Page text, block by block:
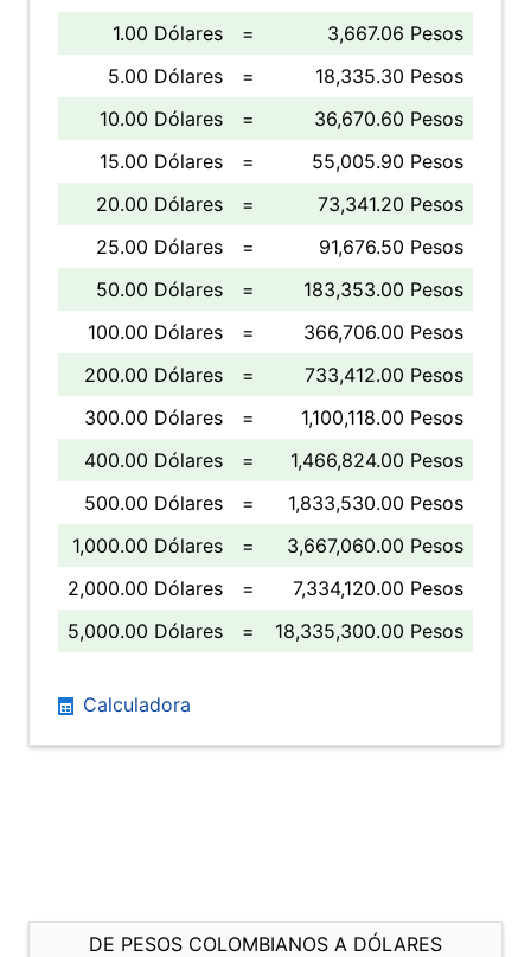
1.00 Dólares =
3,667.06 Pesos
5.00 Dólares
=
18,335.30 Pesos
10.00 Dólares
=
36,670.60 Pesos
15.00 Dólares
=
55,005.90 Pesos
20.00 Dólares
=
73,341.20 Pesos
25.00 Dólares
=
91,676.50 Pesos
50.00 Dólares
=
183,353.00 Pesos
100.00 Dólares
=
366,706.00 Pesos
200.00 Dólares
=
733,412.00 Pesos
300.00 Dólares
=
1,100,118.00 Pesos
400.00 Dólares
=
1,466,824.00 Pesos
500.00 Dólares
=
1,833,530.00 Pesos
1,000.00 Dólares
=
3,667,060.00 Pesos
2,000.00 Dólares
=
7,334,120.00 Pesos
5,000.00 Dólares
= 18,335,300.00 Pesos
Calculadora
DE PESOS COLOMBIANOS A DÓLARES